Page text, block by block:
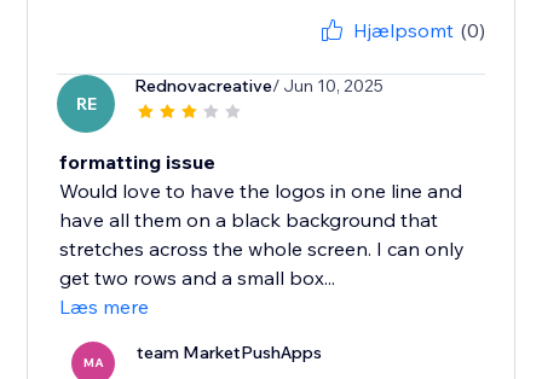
Hjælpsomt (0)
RE
Rednovacreative/ Jun 10, 2025
formatting issue
Would love to have the logos in one line and
have all them on a black background that
stretches across the whole screen. I can only
get two rows and a small box...
Læs mere
MA team MarketPushApps